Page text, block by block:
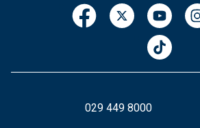
029 449 8000